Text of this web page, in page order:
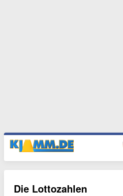
Die Lottozahlen